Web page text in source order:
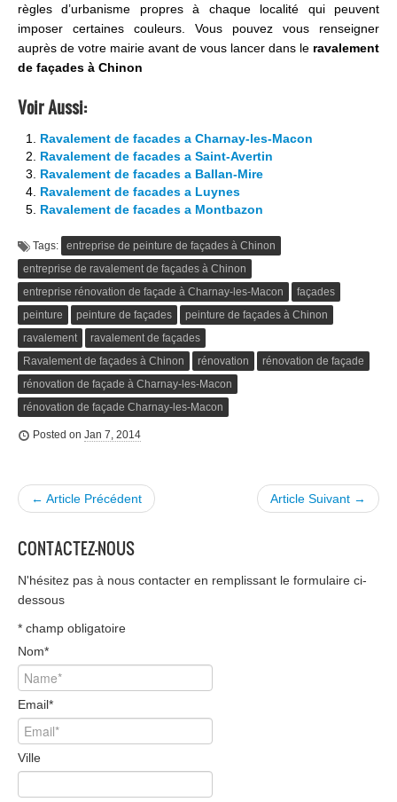
règles d’urbanisme propres à chaque localité qui peuvent
imposer certaines couleurs. Vous pouvez vous renseigner
auprès de votre mairie avant de vous lancer dans le ravalement
de façades à Chinon
Voir Aussi:
Ravalement de facades a Charnay-les-Macon
Ravalement de facades a Saint-Avertin
Ravalement de facades a Ballan-Mire
Ravalement de facades a Luynes
Ravalement de facades a Montbazon
Tags:
entreprise de peinture de façades à Chinon
entreprise de ravalement de façades à Chinon
entreprise rénovation de façade à Charnay-les-Macon
façades
peinture
peinture de façades
peinture de façades à Chinon
ravalement
ravalement de façades
Ravalement de façades à Chinon
rénovation
rénovation de façade
rénovation de façade à Charnay-les-Macon
rénovation de façade Charnay-les-Macon
Posted on Jan 7, 2014
← Article Précédent Article Suivant →
CONTACTEZ-NOUS
N'hésitez pas à nous contacter en remplissant le formulaire ci-
dessous
* champ obligatoire
Nom*
Email*
Ville